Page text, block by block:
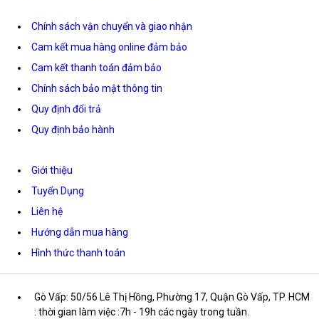
Chính sách vận chuyển và giao nhận
Cam kết mua hàng online đảm bảo
Cam kết thanh toán đảm bảo
Chính sách bảo mật thông tin
Quy định đổi trả
Quy định bảo hành
Giới thiệu
Tuyển Dụng
Liên hệ
Hướng dẫn mua hàng
Hình thức thanh toán
Gò Vấp: 50/56 Lê Thị Hồng, Phường 17, Quận Gò Vấp, TP. HCM
: thời gian làm việc :7h - 19h các ngày trong tuần.